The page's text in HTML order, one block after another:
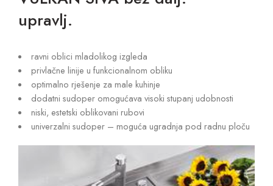
upravlj.
ravni oblici mladolikog izgleda
privlačne linije u funkcionalnom obliku
optimalno rješenje za male kuhinje
dodatni sudoper omogućava visoki stupanj udobnosti
niski, estetski oblikovani rubovi
univerzalni sudoper – moguća ugradnja pod radnu ploču